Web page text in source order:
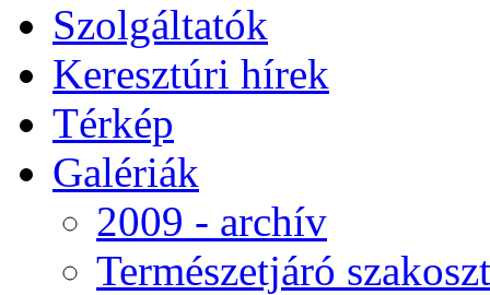
Szolgáltatók
Keresztúri hírek
Térkép
Galériák
2009 - archív
Természetjáró